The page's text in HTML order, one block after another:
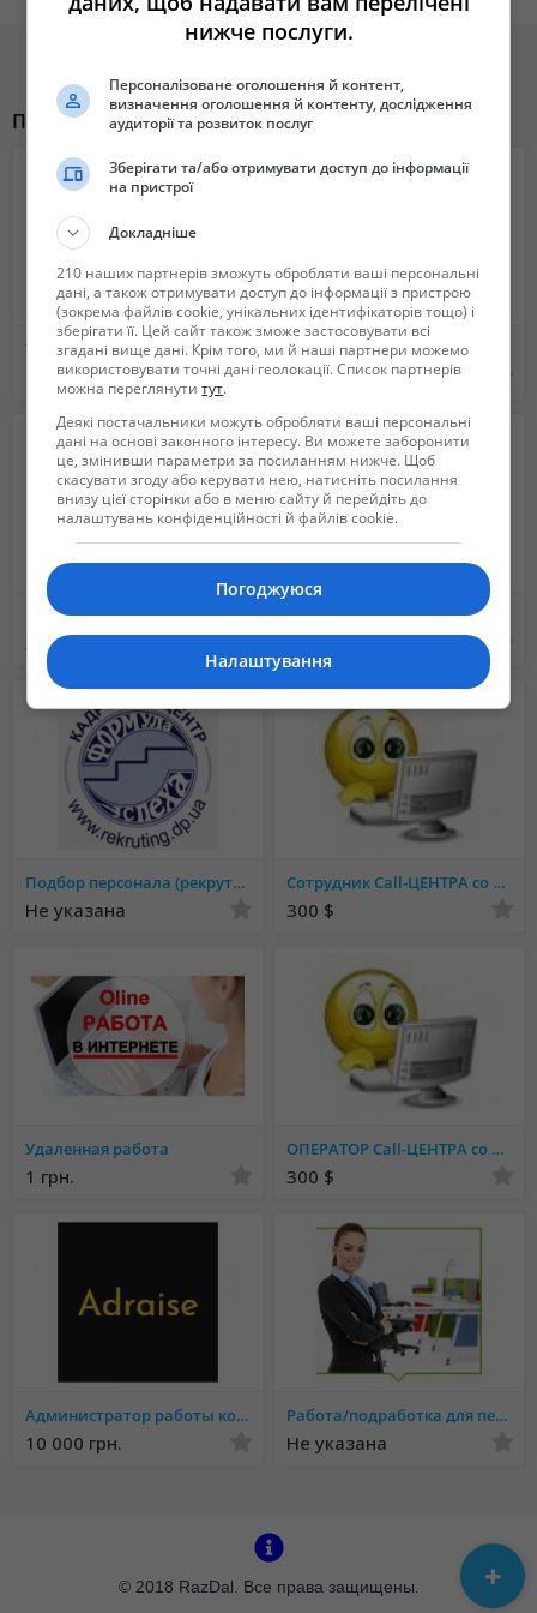
• конкурентную заработную плату
Всем желающим обращаться о номеру 0680064169 Анна. Детальная
информация по ссылке http://4service-group.com/ua/mystery-
shopper/become-ms.
Похожие объявления
Требуются АДМИНИСТРАТОР
Не указана
Требуется Админитсратор
Не указана
Рекрутер
5 000 грн.
Удаленная работа
1 грн.
Подбор персонала (рекрутинг) в Харькове
Не указана
Сотрудник Call-ЦЕНТРА со знанием немецкого языка
300 $
Удаленная работа
1 грн.
ОПЕРАТОР Call-ЦЕНТРА со знанием английского языка
300 $
Администратор работы контроля персонала
10 000 грн.
Работа/подработка для педагогов и психологов.
Не указана
© 2018 RazDal. Все права защищены.
нижче послуги.
Персоналізоване оголошення й контент,
визначення оголошення й контенту, дослідження
аудиторії та розвиток послуг
Зберігати та/або отримувати доступ до інформації
на пристрої
Докладніше
210 наших партнерів зможуть обробляти ваші персональні
дані, а також отримувати доступ до інформації з пристрою
(зокрема файлів cookie, унікальних ідентифікаторів тощо) і
зберігати її. Цей сайт також зможе застосовувати всі
згадані вище дані. Крім того, ми й наші партнери можемо
використовувати точні дані геолокації. Список партнерів
можна переглянутитут.
Деякі постачальники можуть обробляти ваші персональні
дані на основі законного інтересу. Ви можете заборонити
це, змінивши параметри за посиланням нижче. Щоб
скасувати згоду або керувати нею, натисніть посилання
внизу цієї сторінки або в меню сайту й перейдіть до
налаштувань конфіденційності й файлів cookie.
Погоджуюся
Налаштування